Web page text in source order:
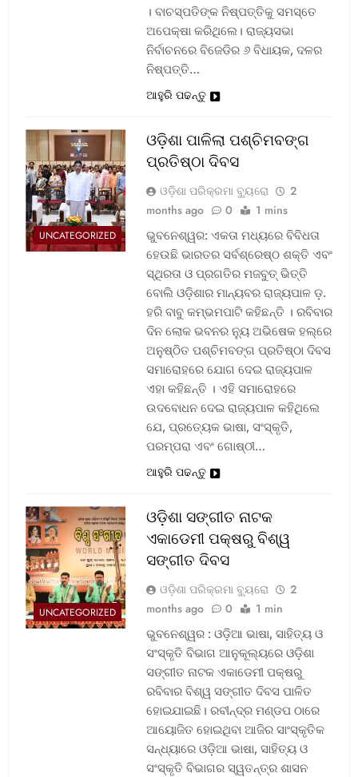
। ବାଚସ୍ପତିଙ୍କ ନିଷ୍ପତ୍ତିକୁ ସମସ୍ତେ
ଅପେକ୍ଷା କରିଥିଲେ। ରାଜ୍ୟସଭା
ନିର୍ବାଚନରେ ବିଜେଡିର ୬ ବିଧାୟକ, ଦଳର
ନିଷ୍ପତ୍ତି…
ଆହୁରି ପଢନ୍ତୁ
UNCATEGORIZED
ଓଡ଼ିଶା ପାଳିଲା ପଶ୍ଚିମବଙ୍ଗ
ପ୍ରତିଷ୍ଠା ଦିବସ
ଓଡ଼ିଶା ପରିକ୍ରମା ବ୍ୟୁରୋ
2
months ago
0 1 mins
ଭୁବନେଶ୍ୱର: ଏକତା ମଧ୍ୟରେ ବିବିଧତା
ହେଉଛି ଭାରତର ସର୍ବଶ୍ରେଷ୍ଠ ଶକ୍ତି ଏବଂ
ସ୍ଥିରତା ଓ ପ୍ରଗତିର ମଜବୁତ୍ ଭିତ୍ତି
ବୋଲି ଓଡ଼ିଶାର ମାନ୍ୟବର ରାଜ୍ୟପାଳ ଡ଼.
ହରି ବାବୁ କମ୍ଭମପାଟି କହିଛନ୍ତି । ରବିବାର
ଦିନ ଲୋକ ଭବନର ନ୍ୟୁ ଅଭିଷେକ ହଲ୍‌ରେ
ଅନୁଷ୍ଠିତ ପଶ୍ଚିମବଙ୍ଗ ପ୍ରତିଷ୍ଠା ଦିବସ
ସମାରୋହରେ ଯୋଗ ଦେଇ ରାଜ୍ୟପାଳ
ଏହା କହିଛନ୍ତି । ଏହି ସମାରୋହରେ
ଉଦବୋଧନ ଦେଇ ରାଜ୍ୟପାଳ କହିଥିଲେ
ଯେ, ପ୍ରତ୍ୟେକ ଭାଷା, ସଂସ୍କୃତି,
ପରମ୍ପରା ଏବଂ ଗୋଷ୍ଠୀ…
ଆହୁରି ପଢନ୍ତୁ
UNCATEGORIZED
ଓଡ଼ିଶା ସଙ୍ଗୀତ ନାଟକ
ଏକାଡେମୀ ପକ୍ଷରୁ ବିଶ୍ୱ
ସଙ୍ଗୀତ ଦିବସ
ଓଡ଼ିଶା ପରିକ୍ରମା ବ୍ୟୁରୋ
2
months ago
0 1 min
ଭୁବନେଶ୍ୱର : ଓଡ଼ିଆ ଭାଷା, ସାହିତ୍ୟ ଓ
ସଂସ୍କୃତି ବିଭାଗ ଆନୁକୂଲ୍ୟରେ ଓଡ଼ିଶା
ସଙ୍ଗୀତ ନାଟକ ଏକାଡେମୀ ପକ୍ଷରୁ
ରବିବାର ବିଶ୍ୱ ସଙ୍ଗୀତ ଦିବସ ପାଳିତ
ହୋଇଯାଇଛି। ରବୀନ୍ଦ୍ର ମଣ୍ଡପ ଠାରେ
ଆୟୋଜିତ ହୋଇଥିବା ଆଜିର ସାଂସ୍କୃତିକ
ସନ୍ଧ୍ୟାରେ ଓଡ଼ିଆ ଭାଷା, ସାହିତ୍ୟ ଓ
ସଂସ୍କୃତି ବିଭାଗର ସ୍ୱତନ୍ତ୍ର ଶାସନ